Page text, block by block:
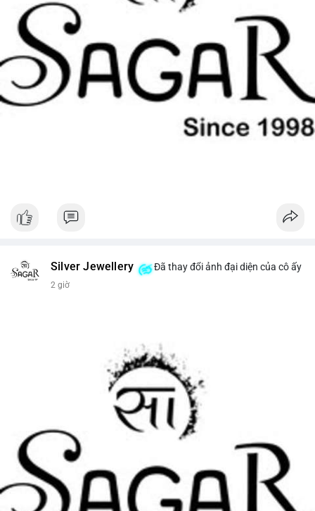
Silver Jewellery Đã thay đổi ảnh đại diện của cô ấy
2 giờ